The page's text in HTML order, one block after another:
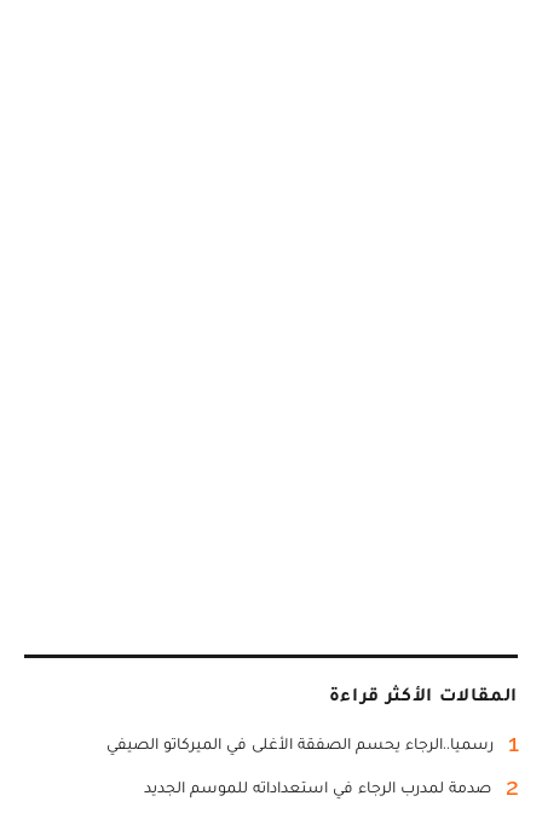
المقالات الأكثر قراءة
1 رسميا..الرجاء يحسم الصفقة الأغلى في الميركاتو الصيفي
2 صدمة لمدرب الرجاء في استعداداته للموسم الجديد